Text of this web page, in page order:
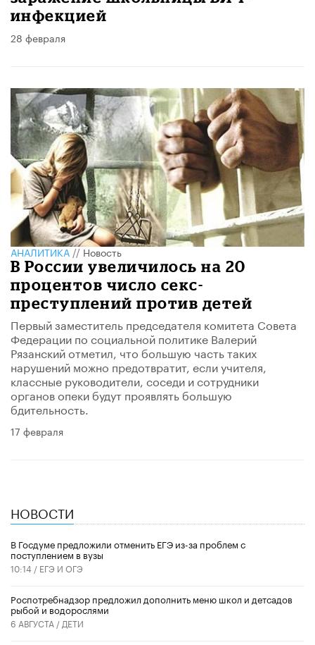
инфекцией
28 февраля
АНАЛИТИКА//Новость
В России увеличилось на 20
процентов число секс-
преступлений против детей
Первый заместитель председателя комитета Совета
Федерации по социальной политике Валерий
Рязанский отметил, что большую часть таких
нарушений можно предотвратит, если учителя,
классные руководители, соседи и сотрудники
органов опеки будут проявлять большую
бдительность.
17 февраля
НОВОСТИ
В Госдуме предложили отменить ЕГЭ из-за проблем с
поступлением в вузы
10:14 / ЕГЭ И ОГЭ
Роспотребнадзор предложил дополнить меню школ и детсадов
рыбой и водорослями
6 АВГУСТА / ДЕТИ